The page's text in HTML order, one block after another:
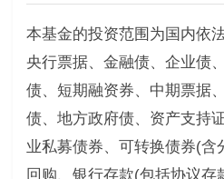
本基金的投资范围为国内依
央行票据、金融债、企业债
债、短期融资券、中期票据
债、地方政府债、资产支持
业私募债券、可转换债券(含
回购、银行存款(包括协议存